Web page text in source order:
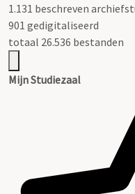
1.131 beschreven
901 gedigitaliseerd
totaal 26.536 bestanden
Mijn Studiezaal